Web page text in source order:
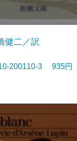
健二／訳
200110-3 935円